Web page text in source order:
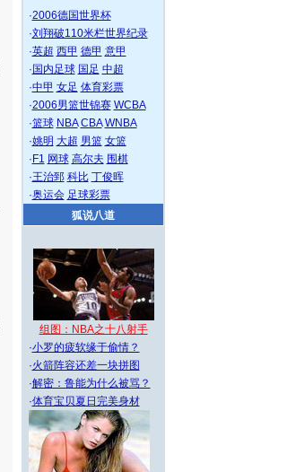
·2006德国世界杯
·刘翔破110米栏世界纪录
·英超 西甲 德甲 意甲
· 国内足球 国足 中超
·中甲 女足 体育彩票
·2006男篮世锦赛 WCBA
·篮球 NBA CBA WNBA
·姚明 大超 男篮 女篮
· F1 网球 高尔夫 围棋
·王治郅 科比 丁俊晖
·奥运会 足球彩票
狐说八道
组图：NBA之十八射手
·小罗的疲软缘于偷情？
·火箭阵容还差一块拼图
·解密：鲁能为什么被骂？
·体育宝贝夏日完美身材